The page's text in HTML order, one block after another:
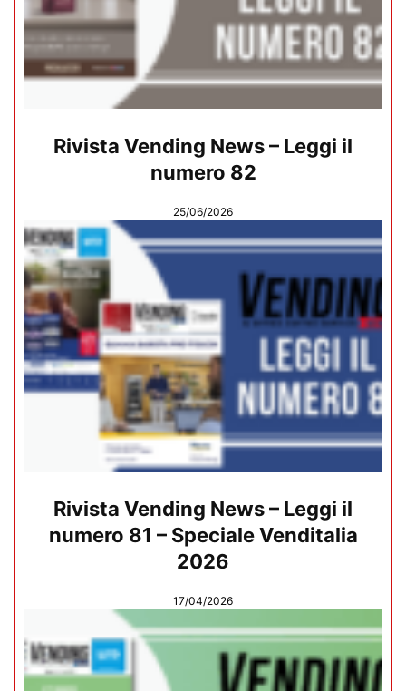
Rivista Vending News – Leggi il
numero 82
25/06/2026
Rivista Vending News – Leggi il
numero 81 – Speciale Venditalia
2026
17/04/2026